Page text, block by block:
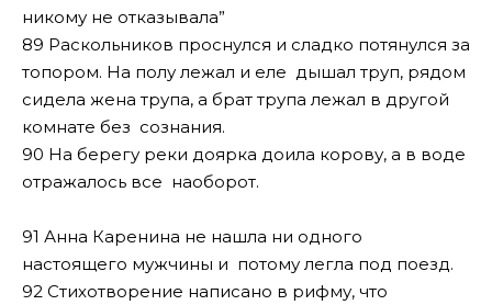
никому не отказывала”
89 Раскольников проснулся и сладко потянулся за
топором. Hа полу лежал и еле дышал труп, рядом
сидела жена трупа, а брат трупа лежал в другой
комнате без сознания.
90 Hа берегу реки доярка доила корову, а в воде
отражалось все наоборот.
91 Анна Каренина не нашла ни одного
настоящего мужчины и потому легла под поезд.
92 Стихотворение написано в рифму, что